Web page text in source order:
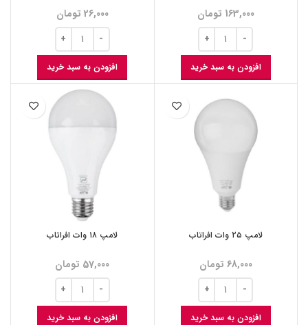
163,000 تومان
افزودن به سبد خرید
26,000 تومان
افزودن به سبد خرید
لامپ ۲۵ وات افراتاب
68,000 تومان
افزودن به سبد خرید
لامپ ۱۸ وات افراتاب
57,000 تومان
افزودن به سبد خرید